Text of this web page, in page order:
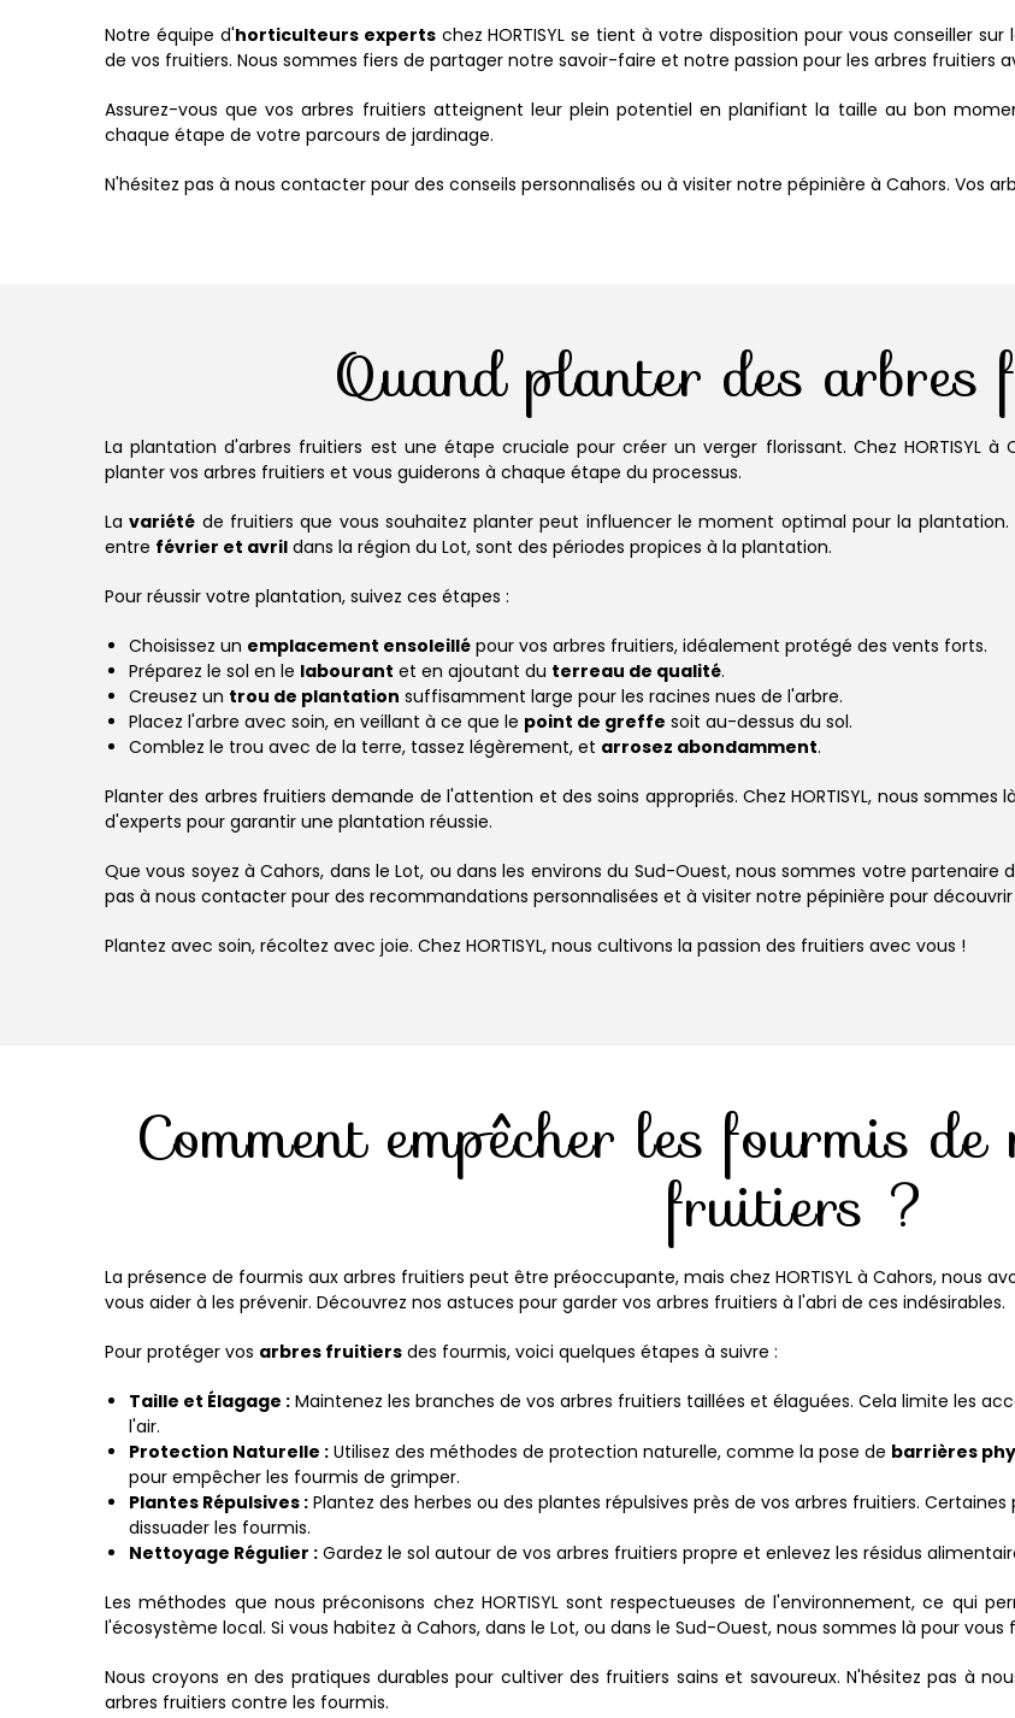
Notre équipe d'horticulteurs expertschez HORTISYL se tient à votre disposition pour vous conseiller sur
de vos fruitiers. Nous sommes fiers de partager notre savoir-faire et notre passion pour les arbres fruitiers
Assurez-vous que vos arbres fruitiers atteignent leur plein potentiel en planifiant la taille au bon
chaque étape de votre parcours de jardinage.
N'hésitez pas à nous contacter pour des conseils personnalisés ou à visiter notre pépinière à Cahors. Vos
Quand planter des
La plantation d'arbres fruitiers est une étape cruciale pour créer un verger florissant. Chez HORTISYL
planter vos arbres fruitiers et vous guiderons à chaque étape du processus.
Lavariété de fruitiers que vous souhaitez planter peut influencer le moment optimal pour la plantation.
entre février et avril dans la région du Lot, sont des périodes propices à la plantation.
Pour réussir votre plantation, suivez ces étapes :
Choisissez un emplacement ensoleillé pour vos arbres fruitiers, idéalement protégé des vents forts.
Préparez le sol en le labourant et en ajoutant du terreau de qualité.
Creusez un trou de plantation suffisamment large pour les racines nues de l'arbre.
Placez l'arbre avec soin, en veillant à ce que le point de greffe soit au-dessus du sol.
Comblez le trou avec de la terre, tassez légèrement, et arrosez abondamment.
Planter des arbres fruitiers demande de l'attention et des soins appropriés. Chez HORTISYL, nous sommes
d'experts pour garantir une plantation réussie.
Que vous soyez à Cahors, dans le Lot, ou dans les environs du Sud-Ouest, nous sommes votre
pas à nous contacter pour des recommandations personnalisées et à visiter notre pépinière pour
Plantez avec soin, récoltez avec joie. Chez HORTISYL, nous cultivons la passion des fruitiers avec vous !
Comment empêcher les fourmis
fruitiers ?
La présence de fourmis aux arbres fruitiers peut être préoccupante, mais chez HORTISYL à Cahors, nous
vous aider à les prévenir. Découvrez nos astuces pour garder vos arbres fruitiers à l'abri de ces indésirables.
Pour protéger vos arbres fruitiers des fourmis, voici quelques étapes à suivre :
Taille et Élagage : Maintenez les branches de vos arbres fruitiers taillées et élaguées. Cela limite les
l'air.
Protection Naturelle : Utilisez des méthodes de protection naturelle, comme la pose de barrières
pour empêcher les fourmis de grimper.
Plantes Répulsives : Plantez des herbes ou des plantes répulsives près de vos arbres fruitiers.
dissuader les fourmis.
Nettoyage Régulier : Gardez le sol autour de vos arbres fruitiers propre et enlevez les résidus
Les méthodes que nous préconisons chez HORTISYL sont respectueuses de l'environnement, ce qui
l'écosystème local. Si vous habitez à Cahors, dans le Lot, ou dans le Sud-Ouest, nous sommes là pour
Nous croyons en des pratiques durables pour cultiver des fruitiers sains et savoureux. N'hésitez pas à
arbres fruitiers contre les fourmis.